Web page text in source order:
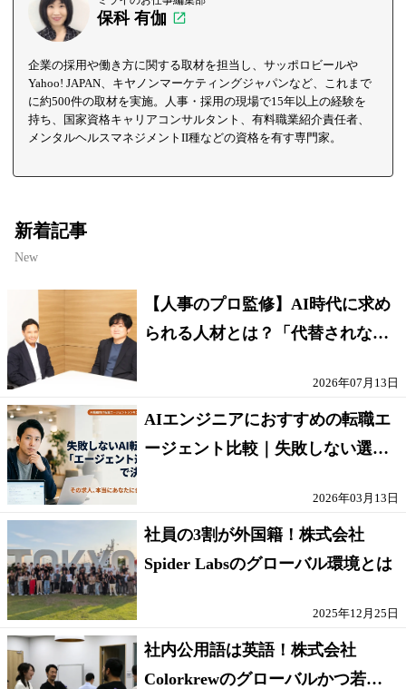
保科 有伽
企業の採用や働き方に関する取材を担当し、サッポロビールや
Yahoo! JAPAN、キヤノンマーケティングジャパンなど、これまで
に約500件の取材を実施。人事・採用の現場で15年以上の経験を
持ち、国家資格キャリアコンサルタント、有料職業紹介責任者、
メンタルヘルスマネジメントII種などの資格を有す専門家。
新着記事
New
【人事のプロ監修】AI時代に求め
られる人材とは？「代替されない
2026年07月13日
AIエンジニアにおすすめの転職エ
ージェント比較｜失敗しない選び
2026年03月13日
社員の3割が外国籍！株式会社
Spider Labsのグローバル環境とは
2025年12月25日
社内公用語は英語！株式会社
Colorkrewのグローバルかつ若手